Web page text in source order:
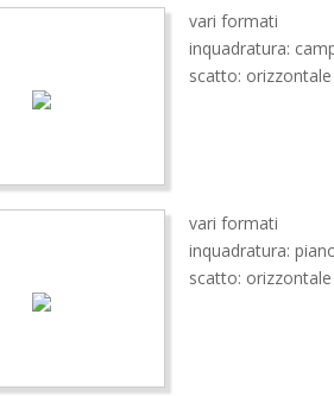
vari formati
inquadratura:
scatto: orizzontale
vari formati
inquadratura:
scatto: orizzontale